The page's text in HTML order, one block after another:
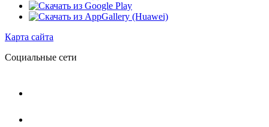
Карта сайта
Социальные сети